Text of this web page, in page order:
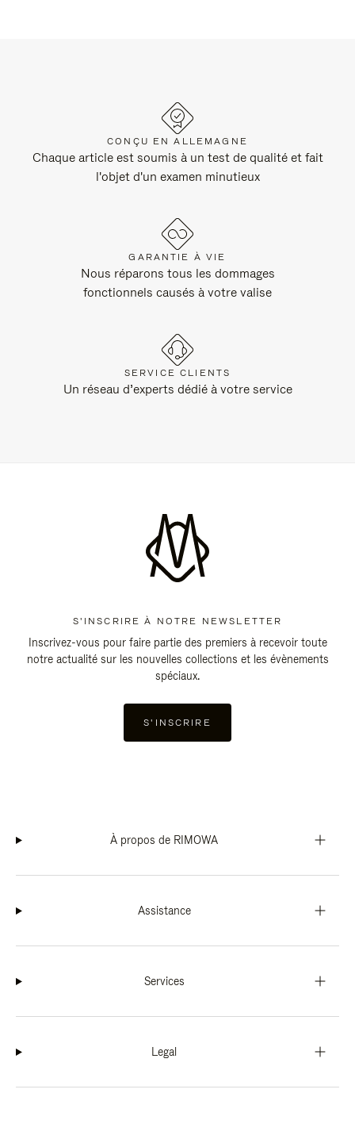
CONÇU EN ALLEMAGNE
Chaque article est soumis à un test de qualité et fait
l'objet d'un examen minutieux
GARANTIE À VIE
Nous réparons tous les dommages
fonctionnels causés à votre valise
SERVICE CLIENTS
Un réseau d’experts dédié à votre service
S'INSCRIRE À NOTRE NEWSLETTER
Inscrivez-vous pour faire partie des premiers à recevoir toute
notre actualité sur les nouvelles collections et les évènements
spéciaux.
S'INSCRIRE
À propos de RIMOWA
Assistance
Services
Legal